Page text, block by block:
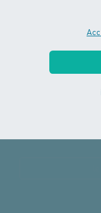
Primes de fidélité
Tu dois te
pour commander